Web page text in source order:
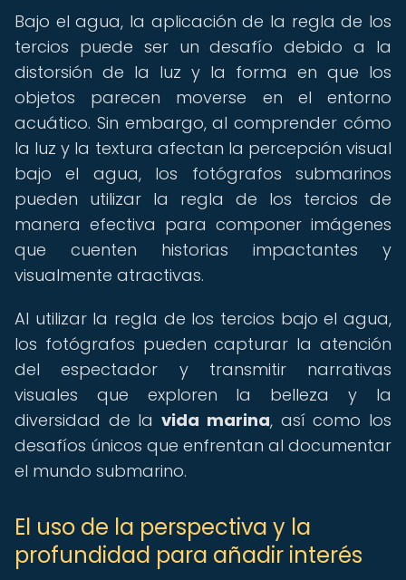
Bajo el agua, la aplicación de la regla de los
tercios puede ser un desafío debido a la
distorsión de la luz y la forma en que los
objetos parecen moverse en el entorno
acuático. Sin embargo, al comprender cómo
la luz y la textura afectan la percepción visual
bajo el agua, los fotógrafos submarinos
pueden utilizar la regla de los tercios de
manera efectiva para componer imágenes
que cuenten historias impactantes y
visualmente atractivas.
Al utilizar la regla de los tercios bajo el agua,
los fotógrafos pueden capturar la atención
del espectador y transmitir narrativas
visuales que exploren la belleza y la
diversidad de lavida marina, así como los
desafíos únicos que enfrentan al documentar
el mundo submarino.
El uso de la perspectiva y la
profundidad para añadir interés